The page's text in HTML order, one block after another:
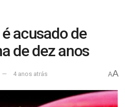
acusado de
de dez anos
4 anos atrás AA